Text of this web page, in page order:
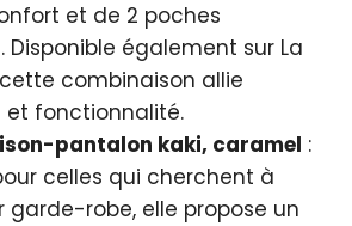
et de 2 poches
Disponible également sur La
combinaison allie
et fonctionnalité.
pantalon kaki, caramel :
celles qui cherchent à
garde-robe, elle propose un